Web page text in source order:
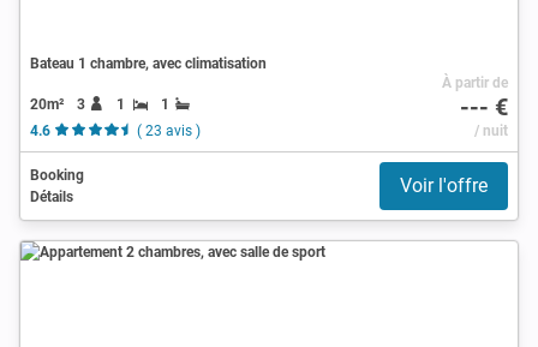
Bateau 1 chambre, avec climatisation
20m² 3 1
1
4.6
( 23 avis )
À partir de
--- €
/ nuit
Booking
Détails
Voir l'offre